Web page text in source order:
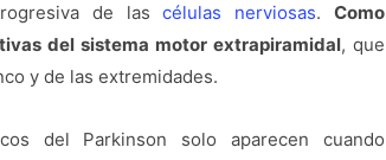
de lascélulas nerviosas. Como
del sistema motor extrapiramidal, que
y de las extremidades.
del Parkinson solo aparecen cuando